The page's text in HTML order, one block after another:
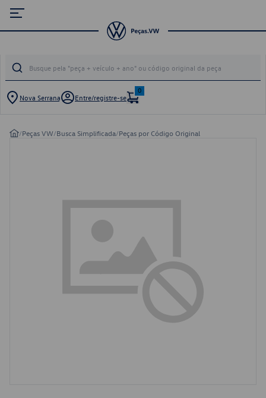
Nova Serrana Entre/registre-se
0
/Peças VW/Busca Simplificada/Peças por Código Original